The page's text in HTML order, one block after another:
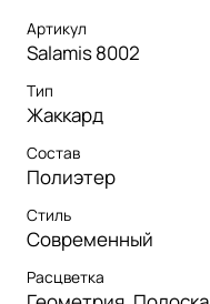
Артикул
Salamis 8002
Тип
Жаккард
Состав
Полиэтер
Стиль
Современный
Расцветка